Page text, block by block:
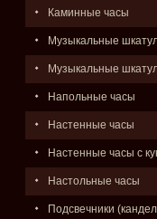
Каминные часы
Музыкальные
Музыкальные
Напольные часы
Настенные часы
Настенные часы с
Настольные часы
Подсвечники